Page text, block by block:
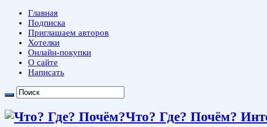
Главная
Подписка
Приглашаем авторов
Хотелки
Онлайн-покупки
О сайте
Написать
Что? Где? Почём?